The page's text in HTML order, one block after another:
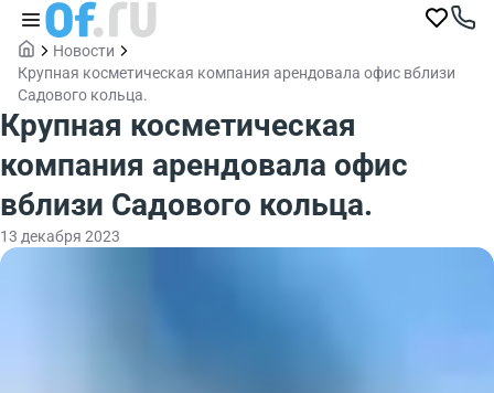
Новости
Крупная косметическая компания арендовала офис вблизи
Садового кольца.
Крупная косметическая
компания арендовала офис
вблизи Садового кольца.
13 декабря 2023